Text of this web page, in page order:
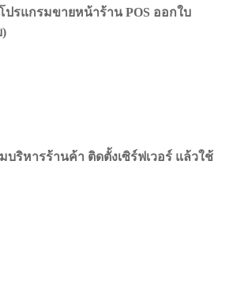
ปรแกรมขายหน้าร้าน POS ออกใบ
บริหารร้านค้า ติดตั้งเซิร์ฟเวอร์ แล้วใช้